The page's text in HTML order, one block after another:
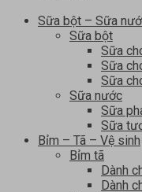
Sữa bột – Sữa
Sữa bột
Sữa
Sữa
Sữa
Sữa nước
Sữa
Sữa
Bỉm – Tã – Vệ sinh
Bỉm tã
Dành
Dành